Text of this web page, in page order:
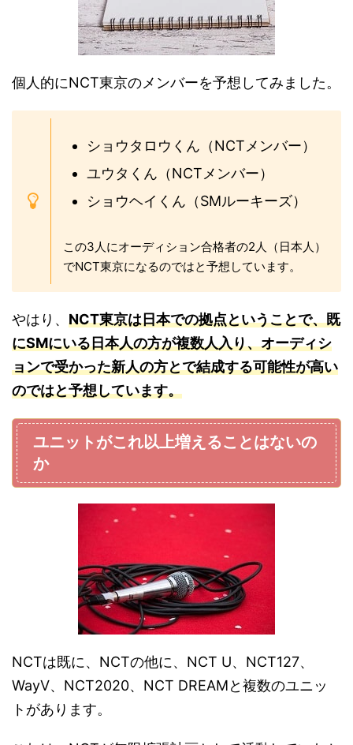
個人的にNCT東京のメンバーを予想してみました。
ショウタロウくん（NCTメンバー）
ユウタくん（NCTメンバー）
ショウヘイくん（SMルーキーズ）
この3人にオーディション合格者の2人（日本人）
でNCT東京になるのではと予想しています。
やはり、 NCT東京は日本での拠点ということで、既
にSMにいる日本人の方が複数人入り、オーディシ
ョンで受かった新人の方とで結成する可能性が高い
のではと予想しています。
ユニットがこれ以上増えることはないの
か
NCTは既に、NCTの他に、NCT U、NCT127、
WayV、NCT2020、NCT DREAMと複数のユニッ
トがあります。